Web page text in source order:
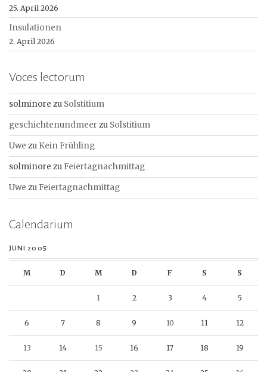
25. April 2026
Insulationen
2. April 2026
Voces lectorum
solminore zu Solstitium
geschichtenundmeer zu Solstitium
Uwe zu Kein Frühling
solminore zu Feiertagnachmittag
Uwe zu Feiertagnachmittag
Calendarium
JUNI 2005
M D M D F S S
1 2 3 4 5
6 7 8 9 10 11 12
13 14 15 16 17 18 19